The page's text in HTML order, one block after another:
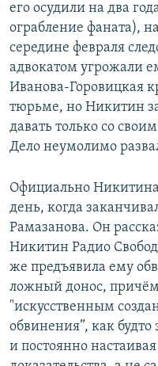
его осудили на два
ограбление фаната),
середине февраля
адвокатом угрожали
Иванова-Горовицкая
тюрьме, но Никитин
давать только со
Дело неумолимо
Официально
день, когда
Рамазанова. Он
Никитин Радио
же предъявила ему
ложный донос,
"искусственным
обвинения”, как
и постоянно